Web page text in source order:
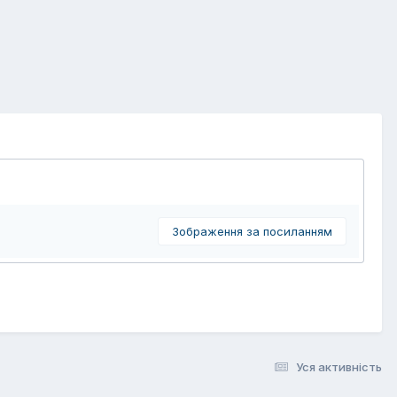
Зображення за посиланням
Уся активність